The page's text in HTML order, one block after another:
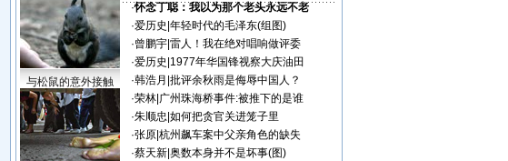
与松鼠的意外接触
·怀念丁聪：我以为那个老头永远不老
·爱历史 年轻时代的毛泽东(组图)
·曾鹏宇| 雷人！我在绝对唱响做评委
·爱历史 1977年华国锋视察大庆油田
·韩浩月 批评余秋雨是侮辱中国人？
·荣林| 广州珠海桥事件:被推下的是谁
·朱顺忠 如何把贪官关进笼子里
·张原| 杭州飙车案中父亲角色的缺失
·蔡天新| 奥数本身并不是坏事(图)